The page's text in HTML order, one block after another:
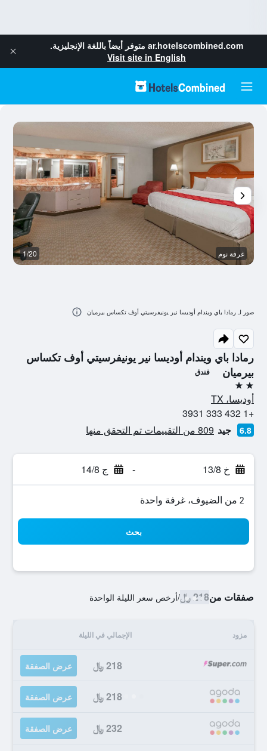
ar.hotelscombined.com متوفر أيضاً باللغة الإنجليزية.
Visit site in English
رمادا باي ويندام أوديسا نير يونيفرسيتي أوف تكساس
بيرميان
فندق
2 نجمتين
أوديسا، TX
+1 432 333 3931
6.8 جيد 809 من التقييمات تم التحقق منها
خ 13/8 - ج 14/8
2 من الضيوف، غرفة واحدة
بحث
صفقات من218 ﷼ /أرخص سعر الليلة الواحدة
مزود الإجمالي في الليلة
218 ﷼ عرض الصفقة
218 ﷼ عرض الصفقة
232 ﷼ عرض الصفقة
غرفة نوم 1/20
صور لـ رمادا باي ويندام أوديسا نير يونيفرسيتي أوف تكساس بيرميان